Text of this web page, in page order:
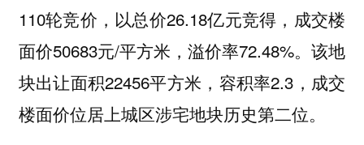
110轮竞价，以总价26.18亿元竞得，成交楼
面价50683元/平方米，溢价率72.48%。该地
块出让面积22456平方米，容积率2.3，成交
楼面价位居上城区涉宅地块历史第二位。